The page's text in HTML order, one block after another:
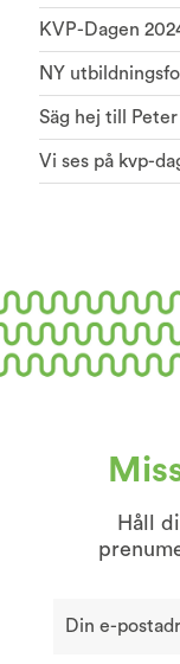
KVP-Dagen
NY
Säg hej till
Vi ses på kvp-
Håll